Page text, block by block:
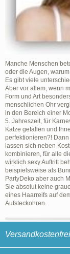
Versandkostenfrei
Manche Menschen
oder die Augen,
Es gibt viele
Aber vor allem, wenn
Form und Art
menschlichen Ohr
in den Bereich einer
5. Jahreszeit, für
Katze gefallen und
perfektionieren?!
lassen sich neben
kombinieren, für alle
wirklich sexy Auftritt
beispielsweise als
PartyDeko aber auch
Sie absolut keine
eines Haarreifs auf
Aufsteckohren.